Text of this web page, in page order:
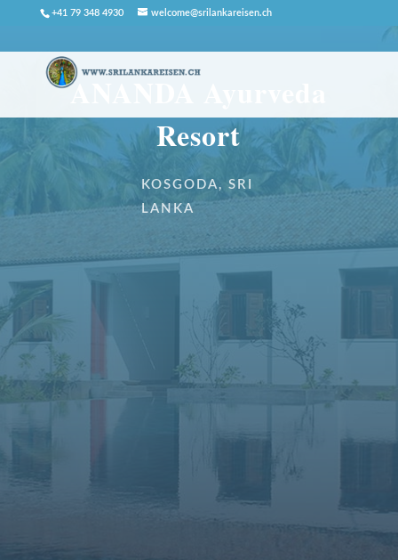
+41 79 348 4930 welcome@srilankareisen.ch
ANANDA Ayurveda
Resort
KOSGODA, SRI
LANKA